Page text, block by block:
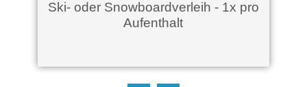
Ski- oder Snowboardverleih - 1x pro
Aufenthalt